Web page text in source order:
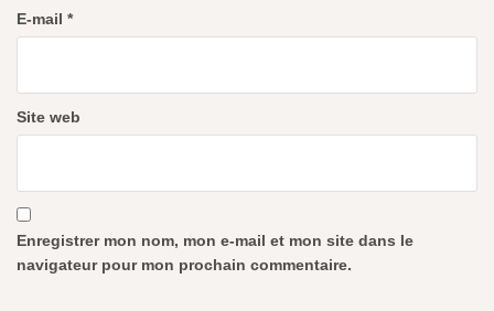
E-mail *
Site web
Enregistrer mon nom, mon e-mail et mon site dans le
navigateur pour mon prochain commentaire.